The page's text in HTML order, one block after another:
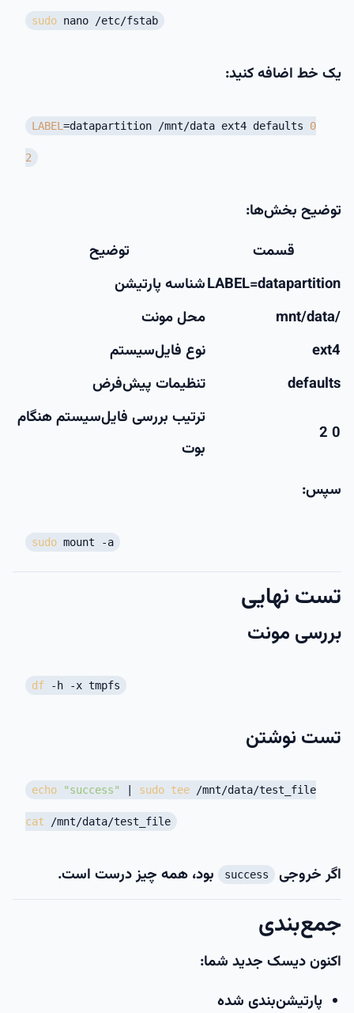
sudo nano /etc/fstab
یک خط اضافه کنید:
LABEL =datapartition /mnt/data ext4 defaults 0
2
توضیح بخش‌ها:
قسمت
توضیح
LABEL=datapartitionشناسه پارتیشن
/mnt/data
محل مونت
ext4
نوع فایل‌سیستم
defaults
تنظیمات پیش‌فرض
0 2
ترتیب بررسی فایل‌سیستم هنگام
بوت
سپس:
sudo mount -a
تست نهایی
بررسی مونت
df -h -x tmpfs
تست نوشتن
echo "success" sudo tee /mnt/data/test_file
cat /mnt/data/test_file
اگر خروجی success بود، همه چیز درست است.
جمع‌بندی
اکنون دیسک جدید شما:
پارتیشن‌بندی شده